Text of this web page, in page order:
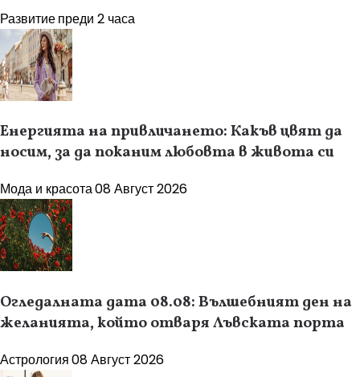
Развитиепреди 2 часа
Енергията на привличането: Какъв цвят да
носим, за да поканим любовта в живота си
Мода и красота08 Август 2026
Огледалната дата 08.08: Вълшебният ден на
желанията, който отваря Лъвската порта
Астрология08 Август 2026